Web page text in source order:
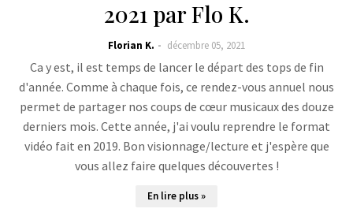
2021 par Flo K.
Florian K. décembre 05, 2021
Ca y est, il est temps de lancer le départ des tops de fin
d'année. Comme à chaque fois, ce rendez-vous annuel nous
permet de partager nos coups de cœur musicaux des douze
derniers mois. Cette année, j'ai voulu reprendre le format
vidéo fait en 2019. Bon visionnage/lecture et j'espère que
vous allez faire quelques découvertes !
En lire plus »